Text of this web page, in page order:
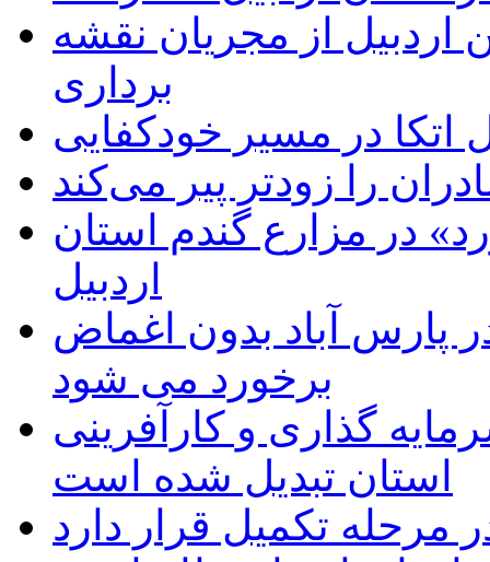
از مجریان نقشه
برداری
در مسیر خودکفایی
را زودتر پیر می‌کند
در مزارع گندم استان
اردبیل
پارس آباد بدون اغماض
برخورد می شود
گذاری و کارآفرینی
استان تبدیل شده است
مرحله تکمیل قرار دارد